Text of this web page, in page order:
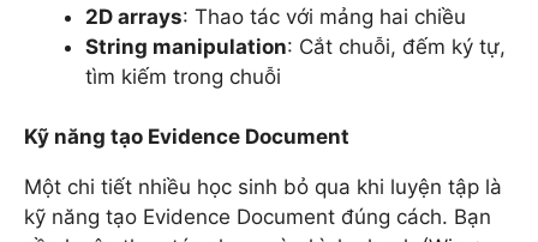
2D arrays: Thao tác với mảng hai chiều
String manipulation: Cắt chuỗi, đếm ký tự,
tìm kiếm trong chuỗi
Kỹ năng tạo Evidence Document
Một chi tiết nhiều học sinh bỏ qua khi luyện tập là
kỹ năng tạo Evidence Document đúng cách. Bạn